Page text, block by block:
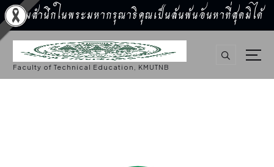
น้อมสำนึกในพระมหากรุณาธิคุณเป็นล้นพ้นอันหาที่สุดมิได้
S
k
o
Faculty of Technical Education, KMUTNB